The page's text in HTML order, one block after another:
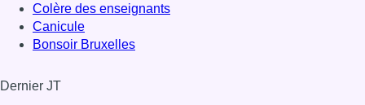
Colère des enseignants
Canicule
Bonsoir Bruxelles
Dernier JT